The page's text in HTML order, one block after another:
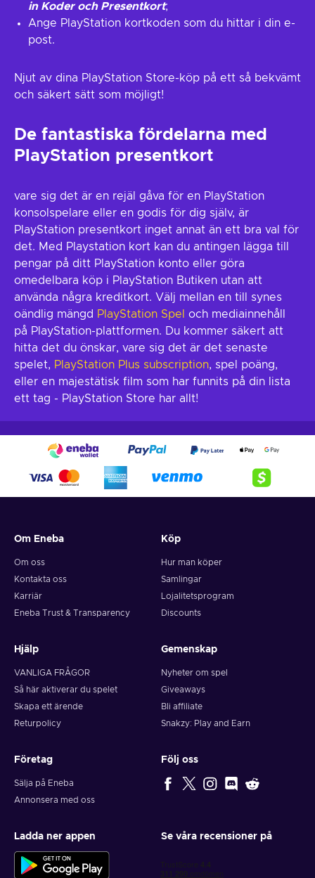
in Koder och Presentkort;
Ange PlayStation kortkoden som du hittar i din e-
post.
Njut av dina PlayStation Store-köp på ett så bekvämt
och säkert sätt som möjligt!
De fantastiska fördelarna med
PlayStation presentkort
vare sig det är en rejäl gåva för en PlayStation
konsolspelare eller en godis för dig själv, är
PlayStation presentkort inget annat än ett bra val för
det. Med Playstation kort kan du antingen lägga till
pengar på ditt PlayStation konto eller göra
omedelbara köp i PlayStation Butiken utan att
använda några kreditkort. Välj mellan en till synes
oändlig mängd PlayStation Spel
och mediainnehåll
på PlayStation-plattformen. Du kommer säkert att
hitta det du önskar, vare sig det är det senaste
spelet, PlayStation Plus subscription, spel poäng,
eller en majestätisk film som har funnits på din lista
ett tag - PlayStation Store har allt!
Om Eneba
Om oss
Kontakta oss
Karriär
Eneba Trust & Transparency
Köp
Hur man köper
Samlingar
Lojalitetsprogram
Discounts
Hjälp
VANLIGA FRÅGOR
Så här aktiverar du spelet
Skapa ett ärende
Returpolicy
Gemenskap
Nyheter om spel
Giveaways
Bli affiliate
Snakzy: Play and Earn
Företag
Sälja på Eneba
Annonsera med oss
Följ oss
Ladda ner appen Se våra recensioner på